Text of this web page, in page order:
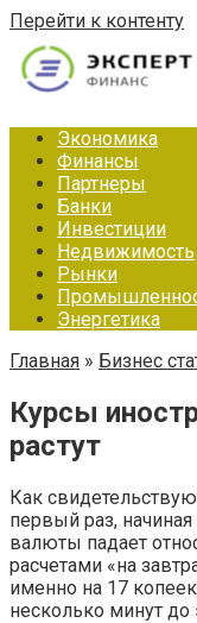
Перейти к контенту
Экономика
Финансы
Партнеры
Банки
Инвестиции
Недвижимость
Рынки
Энергетика
Главная » Бизнес
Курсы
растут
Как
первый раз,
валюты падает
расчетами «на
именно на 17
несколько минут до